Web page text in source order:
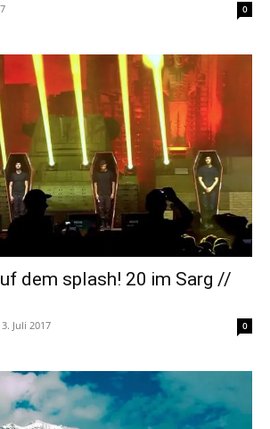
0
dem splash! 20 im Sarg //
Juli 2017 0